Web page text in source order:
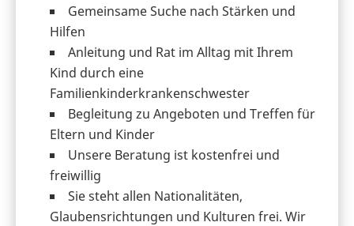
Gemeinsame Suche nach Stärken und
Hilfen
Anleitung und Rat im Alltag mit Ihrem
Kind durch eine
Familienkinderkrankenschwester
Begleitung zu Angeboten und Treffen für
Eltern und Kinder
Unsere Beratung ist kostenfrei und
freiwillig
Sie steht allen Nationalitäten,
Glaubensrichtungen und Kulturen frei. Wir